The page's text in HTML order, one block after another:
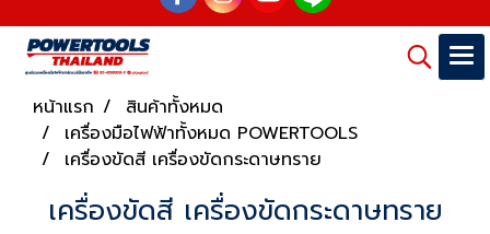
หน้าแรก
สินค้าทั้งหมด
เครื่องมือไฟฟ้าทั้งหมด POWERTOOLS
เครื่องขัดสี เครื่องขัดกระดาษทราย
เครื่องขัดสี เครื่องขัดกระดาษทราย